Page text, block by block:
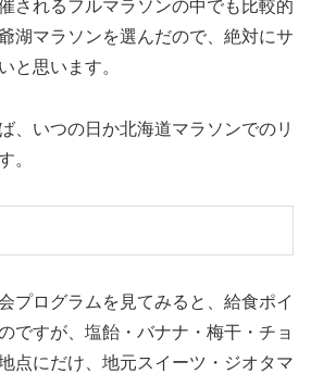
されるフルマラソンの中でも比較的
湖マラソンを選んだので、絶対にサ
と思います。
、いつの日か北海道マラソンでのリ
。
プログラムを見てみると、給食ポイ
ですが、塩飴・バナナ・梅干・チョ
点にだけ、地元スイーツ・ジオタマ